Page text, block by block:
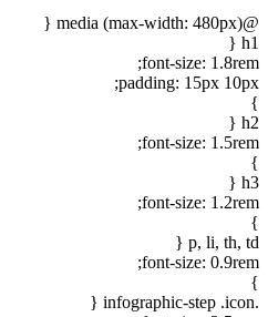
@media (max-width: 480px) {
h1 {
font-size: 1.8rem;
padding: 15px 10px;
}
h2 {
font-size: 1.5rem;
}
h3 {
font-size: 1.2rem;
}
p, li, th, td {
font-size: 0.9rem;
}
.infographic-step .icon {